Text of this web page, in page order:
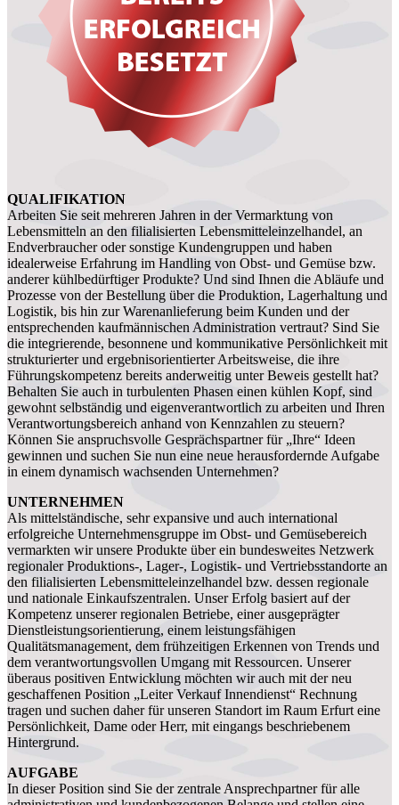
QUALIFIKATION
Arbeiten Sie seit mehreren Jahren in der Vermarktung von
Lebensmitteln an den filialisierten Lebensmitteleinzelhandel, an
Endverbraucher oder sonstige Kundengruppen und haben
idealerweise Erfahrung im Handling von Obst- und Gemüse bzw.
anderer kühlbedürftiger Produkte? Und sind Ihnen die Abläufe und
Prozesse von der Bestellung über die Produktion, Lagerhaltung und
Logistik, bis hin zur Warenanlieferung beim Kunden und der
entsprechenden kaufmännischen Administration vertraut? Sind Sie
die integrierende, besonnene und kommunikative Persönlichkeit mit
strukturierter und ergebnisorientierter Arbeitsweise, die ihre
Führungskompetenz bereits anderweitig unter Beweis gestellt hat?
Behalten Sie auch in turbulenten Phasen einen kühlen Kopf, sind
gewohnt selbständig und eigenverantwortlich zu arbeiten und Ihren
Verantwortungsbereich anhand von Kennzahlen zu steuern?
Können Sie anspruchsvolle Gesprächspartner für „Ihre“ Ideen
gewinnen und suchen Sie nun eine neue herausfordernde Aufgabe
in einem dynamisch wachsenden Unternehmen?
UNTERNEHMEN
Als mittelständische, sehr expansive und auch international
erfolgreiche Unternehmensgruppe im Obst- und Gemüsebereich
vermarkten wir unsere Produkte über ein bundesweites Netzwerk
regionaler Produktions-, Lager-, Logistik- und Vertriebsstandorte an
den filialisierten Lebensmitteleinzelhandel bzw. dessen regionale
und nationale Einkaufszentralen. Unser Erfolg basiert auf der
Kompetenz unserer regionalen Betriebe, einer ausgeprägter
Dienstleistungsorientierung, einem leistungsfähigen
Qualitätsmanagement, dem frühzeitigen Erkennen von Trends und
dem verantwortungsvollen Umgang mit Ressourcen. Unserer
überaus positiven Entwicklung möchten wir auch mit der neu
geschaffenen Position „Leiter Verkauf Innendienst“ Rechnung
tragen und suchen daher für unseren Standort im Raum Erfurt eine
Persönlichkeit, Dame oder Herr, mit eingangs beschriebenem
Hintergrund.
AUFGABE
In dieser Position sind Sie der zentrale Ansprechpartner für alle